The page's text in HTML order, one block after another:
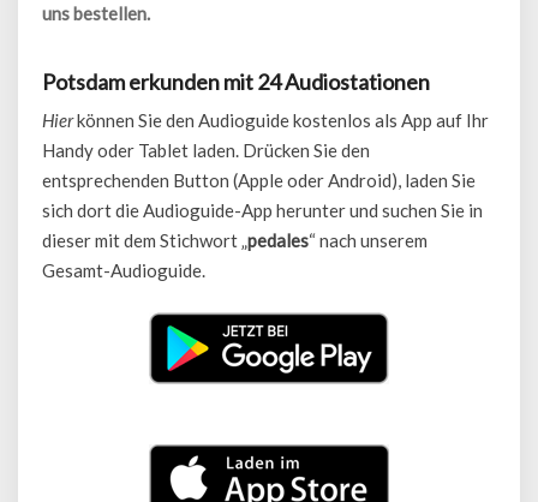
uns bestellen.
Potsdam erkunden mit 24 Audiostationen
Hierkönnen Sie den Audioguide kostenlos als App auf Ihr
Handy oder Tablet laden. Drücken Sie den
entsprechenden Button (Apple oder Android), laden Sie
sich dort die Audioguide-App herunter und suchen Sie in
dieser mit dem Stichwort „ pedales“ nach unserem
Gesamt-Audioguide.